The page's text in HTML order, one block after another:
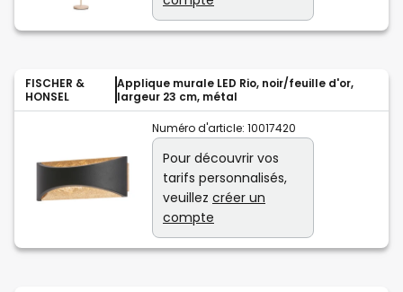
FISCHER &
HONSEL
Applique murale LED Rio, noir/feuille d'or,
largeur 23 cm, métal
Numéro d'article: 10017420
Pour découvrir vos
tarifs personnalisés,
veuillez créer un
compte